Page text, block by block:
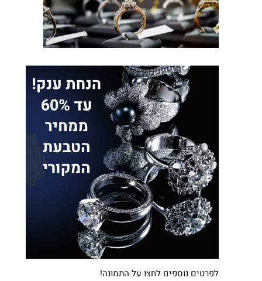
לפרטים נוספים לחצו על התמונה!